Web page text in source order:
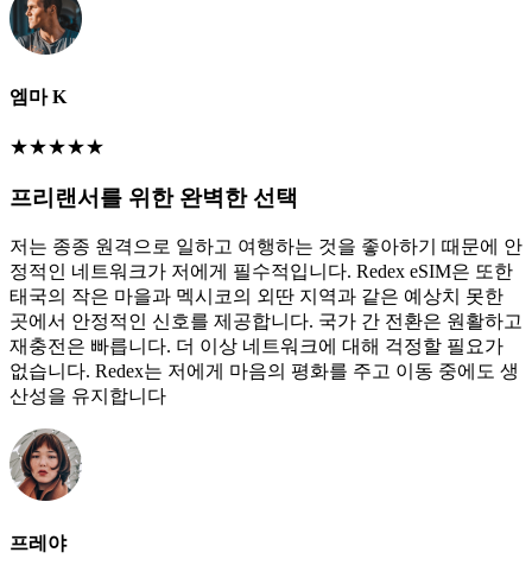
엠마 K
★★★★★
프리랜서를 위한 완벽한 선택
저는 종종 원격으로 일하고 여행하는 것을 좋아하기 때문에 안
정적인 네트워크가 저에게 필수적입니다. Redex eSIM은 또한
태국의 작은 마을과 멕시코의 외딴 지역과 같은 예상치 못한
곳에서 안정적인 신호를 제공합니다. 국가 간 전환은 원활하고
재충전은 빠릅니다. 더 이상 네트워크에 대해 걱정할 필요가
없습니다. Redex는 저에게 마음의 평화를 주고 이동 중에도 생
산성을 유지합니다
프레야